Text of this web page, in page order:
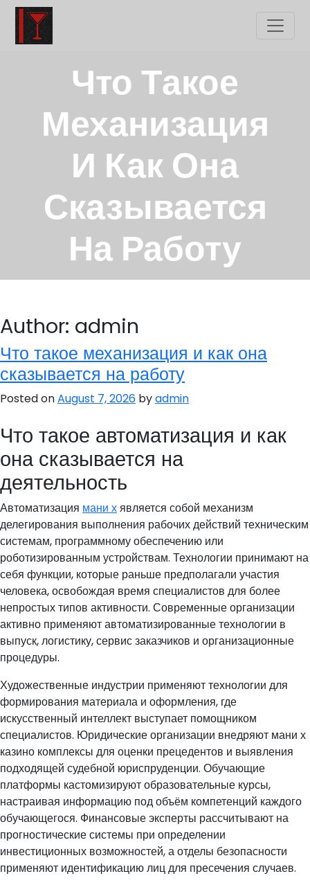
Skip
content
Что Такое
Механизация
И Как Она
Сказывается
На Работу
Author: admin
Что такое механизация и как она
сказывается на работу
Posted onAugust 7, 2026 byadmin
Что такое автоматизация и как
она сказывается на
деятельность
Автоматизация мани хявляется собой механизм
делегирования выполнения рабочих действий техническим
системам, программному обеспечению или
роботизированным устройствам. Технологии принимают на
себя функции, которые раньше предполагали участия
человека, освобождая время специалистов для более
непростых типов активности. Современные организации
активно применяют автоматизированные технологии в
выпуск, логистику, сервис заказчиков и организационные
процедуры.
Художественные индустрии применяют технологии для
формирования материала и оформления, где
искусственный интеллект выступает помощником
специалистов. Юридические организации внедряют мани х
казино комплексы для оценки прецедентов и выявления
подходящей судебной юриспруденции. Обучающие
платформы кастомизируют образовательные курсы,
настраивая информацию под объём компетенций каждого
обучающегося. Финансовые эксперты рассчитывают на
прогностические системы при определении
инвестиционных возможностей, а отделы безопасности
применяют идентификацию лиц для пресечения случаев.